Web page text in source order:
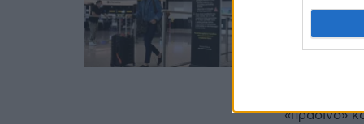
από
Ακόμη πιο
«πράσινο»